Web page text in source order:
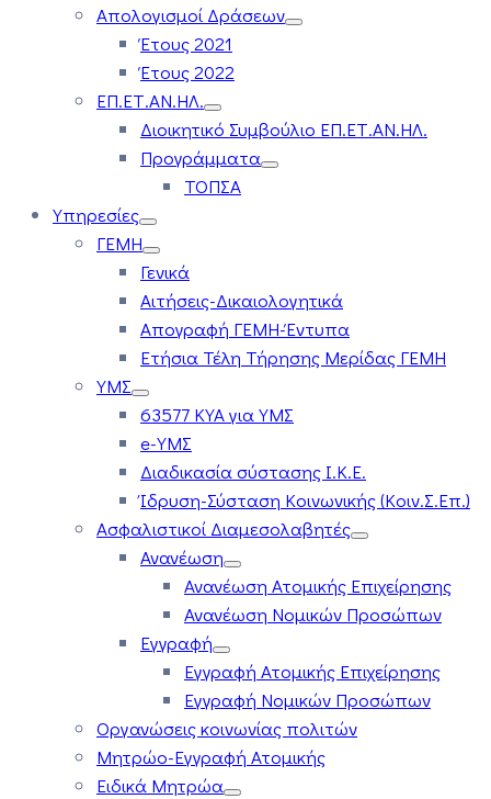
Απολογισμοί Δράσεων
Έτους 2021
Έτους 2022
ΕΠ.ΕΤ.ΑΝ.ΗΛ.
Διοικητικό Συμβούλιο ΕΠ.ΕΤ.ΑΝ.ΗΛ.
Προγράμματα
ΤΟΠΣΑ
Υπηρεσίες
ΓΕΜΗ
Γενικά
Αιτήσεις-Δικαιολογητικά
Απογραφή ΓΕΜΗ-Έντυπα
Ετήσια Τέλη Τήρησης Μερίδας ΓΕΜΗ
ΥΜΣ
63577 ΚΥΑ για ΥΜΣ
e-ΥΜΣ
Διαδικασία σύστασης Ι.Κ.Ε.
Ίδρυση-Σύσταση Κοινωνικής (Κοιν.Σ.Επ.)
Ασφαλιστικοί Διαμεσολαβητές
Ανανέωση
Ανανέωση Ατομικής Επιχείρησης
Ανανέωση Νομικών Προσώπων
Εγγραφή
Εγγραφή Ατομικής Επιχείρησης
Εγγραφή Νομικών Προσώπων
Οργανώσεις κοινωνίας πολιτών
Μητρώο-Εγγραφή Ατομικής
Ειδικά Μητρώα